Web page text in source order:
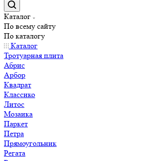
Каталог
По всему сайту
По каталогу
Каталог
Тротуарная плита
Абрис
Арбор
Квадрат
Классико
Литос
Мозаика
Паркет
Петра
Прямоугольник
Регата